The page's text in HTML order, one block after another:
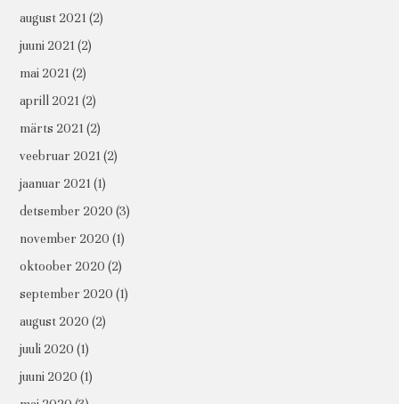
august 2021(2)
juuni 2021(2)
mai 2021(2)
aprill 2021(2)
märts 2021(2)
veebruar 2021(2)
jaanuar 2021(1)
detsember 2020 (3)
november 2020 (1)
oktoober 2020 (2)
september 2020 (1)
august 2020 (2)
juuli 2020 (1)
juuni 2020 (1)